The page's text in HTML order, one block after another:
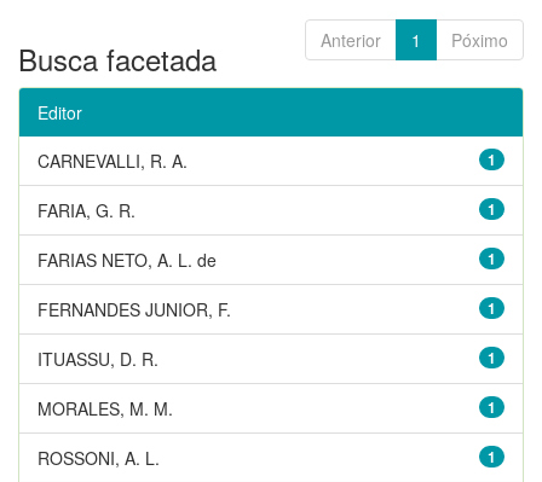
Anterior 1 Póximo
Busca facetada
Editor
1
CARNEVALLI, R. A.
1
FARIA, G. R.
1
FARIAS NETO, A. L. de
1
FERNANDES JUNIOR, F.
1
ITUASSU, D. R.
1
MORALES, M. M.
1
ROSSONI, A. L.